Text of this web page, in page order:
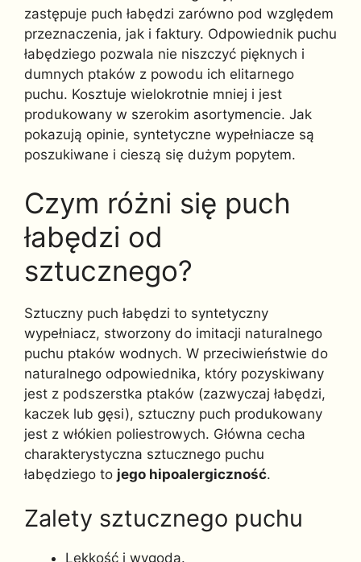
zastępuje puch łabędzi zarówno pod względem
przeznaczenia, jak i faktury. Odpowiednik puchu
łabędziego pozwala nie niszczyć pięknych i
dumnych ptaków z powodu ich elitarnego
puchu. Kosztuje wielokrotnie mniej i jest
produkowany w szerokim asortymencie. Jak
pokazują opinie, syntetyczne wypełniacze są
poszukiwane i cieszą się dużym popytem.
Czym różni się puch
łabędzi od
sztucznego?
Sztuczny puch łabędzi to syntetyczny
wypełniacz, stworzony do imitacji naturalnego
puchu ptaków wodnych. W przeciwieństwie do
naturalnego odpowiednika, który pozyskiwany
jest z podszerstka ptaków (zazwyczaj łabędzi,
kaczek lub gęsi), sztuczny puch produkowany
jest z włókien poliestrowych. Główna cecha
charakterystyczna sztucznego puchu
łabędziego to jego hipoalergiczność.
Zalety sztucznego puchu
Lekkość i wygoda.